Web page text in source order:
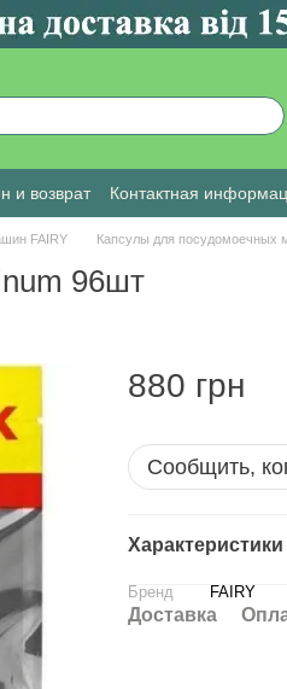
и возврат
Контактная
FAIRY Капсулы для посудомоечных
96шт
880 грн
Сообщить,
Характеристики
Бренд FAIRY
Доставка